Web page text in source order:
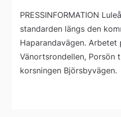
PRESSINFORMATION Luleå kommun förbättrar
standarden längs den
Haparandavägen. Arbetet
Vänortsrondellen, Porsön
korsningen Björsbyvägen.